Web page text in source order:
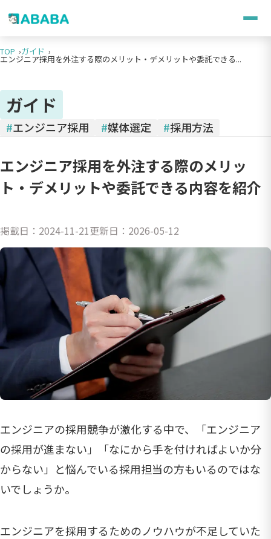
TOP ガイド
エンジニア採用を外注する際のメリット・デメリットや委託できる...
ガイド
#エンジニア採用 #媒体選定 #採用方法
エンジニア採用を外注する際のメリッ
ト・デメリットや委託できる内容を紹介
掲載日： 2024-11-21更新日： 2026-05-12
エンジニアの採用競争が激化する中で、「エンジニア
の採用が進まない」「なにから手を付ければよいか分
からない」と悩んでいる採用担当の方もいるのではな
いでしょうか。
エンジニアを採用するためのノウハウが不足していた